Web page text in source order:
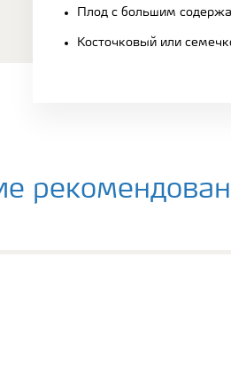
Плод с большим
Косточковый или